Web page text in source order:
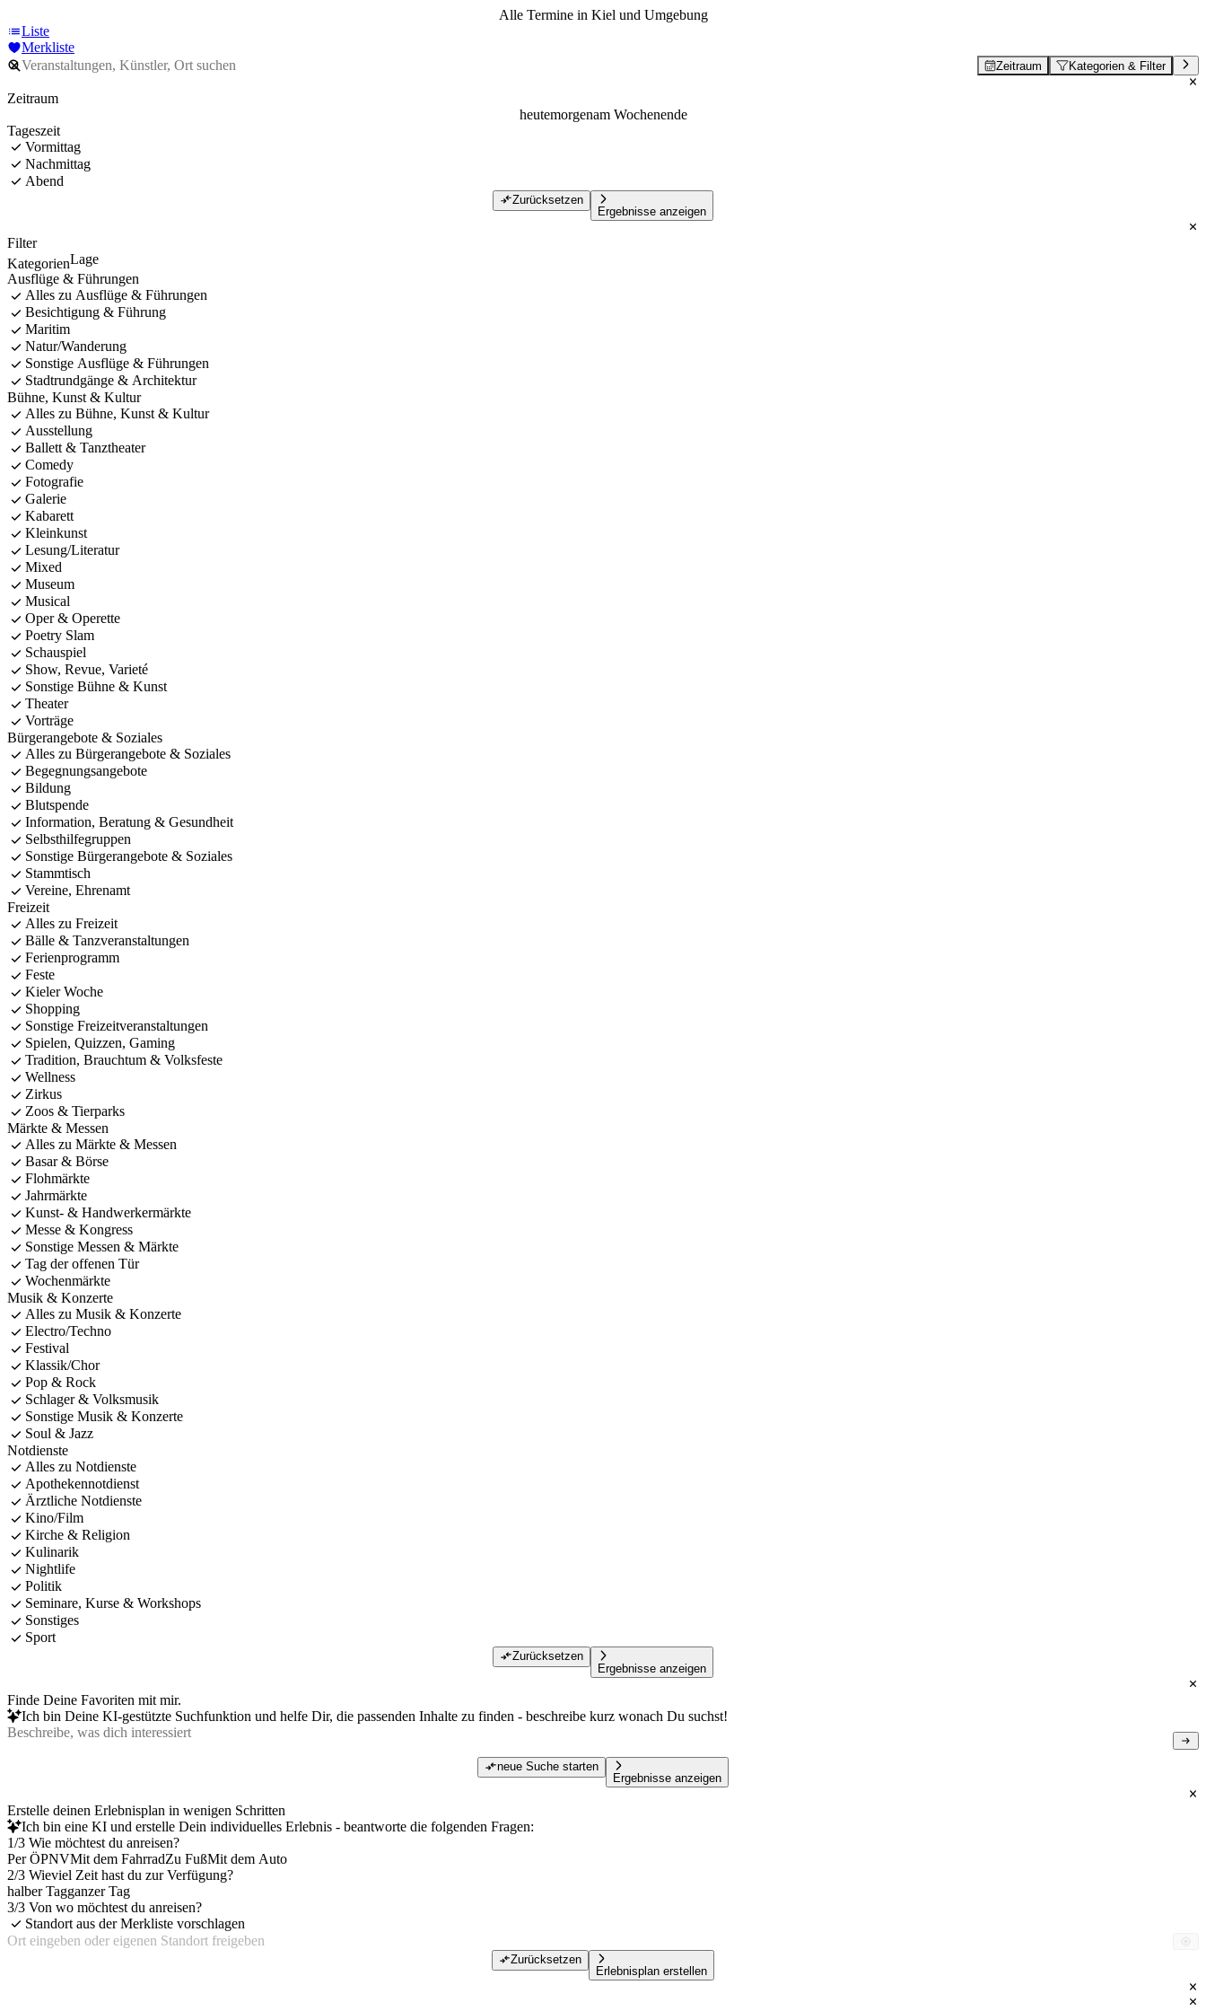
Alle Termine in Kiel und Umgebung
Liste
Merkliste
Zeitraum Kategorien & Filter
Zeitraum
heutemorgenam Wochenende
Tageszeit
Vormittag
Nachmittag
Abend
Zurücksetzen
Ergebnisse anzeigen
Filter
KategorienLage
Ausflüge & Führungen
Alles zu Ausflüge & Führungen
Besichtigung & Führung
Maritim
Natur/Wanderung
Sonstige Ausflüge & Führungen
Stadtrundgänge & Architektur
Bühne, Kunst & Kultur
Alles zu Bühne, Kunst & Kultur
Ausstellung
Ballett & Tanztheater
Comedy
Fotografie
Galerie
Kabarett
Kleinkunst
Lesung/Literatur
Mixed
Museum
Musical
Oper & Operette
Poetry Slam
Schauspiel
Show, Revue, Varieté
Sonstige Bühne & Kunst
Theater
Vorträge
Bürgerangebote & Soziales
Alles zu Bürgerangebote & Soziales
Begegnungsangebote
Bildung
Blutspende
Information, Beratung & Gesundheit
Selbsthilfegruppen
Sonstige Bürgerangebote & Soziales
Stammtisch
Vereine, Ehrenamt
Freizeit
Alles zu Freizeit
Bälle & Tanzveranstaltungen
Ferienprogramm
Feste
Kieler Woche
Shopping
Sonstige Freizeitveranstaltungen
Spielen, Quizzen, Gaming
Tradition, Brauchtum & Volksfeste
Wellness
Zirkus
Zoos & Tierparks
Märkte & Messen
Alles zu Märkte & Messen
Basar & Börse
Flohmärkte
Jahrmärkte
Kunst- & Handwerkermärkte
Messe & Kongress
Sonstige Messen & Märkte
Tag der offenen Tür
Wochenmärkte
Musik & Konzerte
Alles zu Musik & Konzerte
Electro/Techno
Festival
Klassik/Chor
Pop & Rock
Schlager & Volksmusik
Sonstige Musik & Konzerte
Soul & Jazz
Notdienste
Alles zu Notdienste
Apothekennotdienst
Ärztliche Notdienste
Kino/Film
Kirche & Religion
Kulinarik
Nightlife
Politik
Seminare, Kurse & Workshops
Sonstiges
Sport
Zurücksetzen
Ergebnisse anzeigen
Finde Deine Favoriten mit mir.
Ich bin Deine KI-gestützte Suchfunktion und helfe Dir, die passenden Inhalte zu finden - beschreibe kurz wonach Du suchst!
neue Suche starten
Ergebnisse anzeigen
Erstelle deinen Erlebnisplan in wenigen Schritten
Ich bin eine KI und erstelle Dein individuelles Erlebnis - beantworte die folgenden Fragen:
1/3 Wie möchtest du anreisen?
Per ÖPNVMit dem FahrradZu FußMit dem Auto
2/3 Wieviel Zeit hast du zur Verfügung?
halber Tagganzer Tag
3/3 Von wo möchtest du anreisen?
Standort aus der Merkliste vorschlagen
Zurücksetzen
Erlebnisplan erstellen